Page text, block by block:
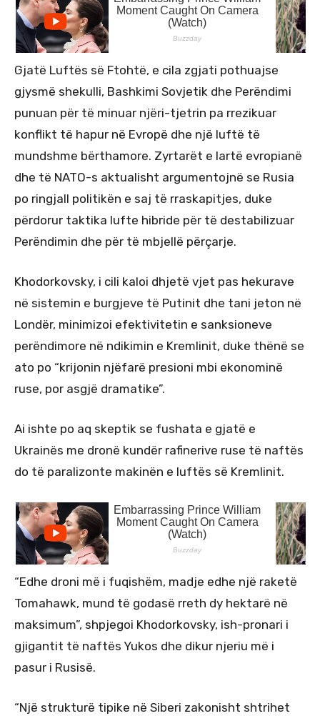
Gjatë Luftës së Ftohtë, e cila zgjati pothuajse
gjysmë shekulli, Bashkimi Sovjetik dhe Perëndimi
punuan për të minuar njëri-tjetrin pa rrezikuar
konflikt të hapur në Evropë dhe një luftë të
mundshme bërthamore. Zyrtarët e lartë evropianë
dhe të NATO-s aktualisht argumentojnë se Rusia
po ringjall politikën e saj të rraskapitjes, duke
përdorur taktika lufte hibride për të destabilizuar
Perëndimin dhe për të mbjellë përçarje.
Khodorkovsky, i cili kaloi dhjetë vjet pas hekurave
në sistemin e burgjeve të Putinit dhe tani jeton në
Londër, minimizoi efektivitetin e sanksioneve
perëndimore në ndikimin e Kremlinit, duke thënë se
ato po “krijonin njëfarë presioni mbi ekonominë
ruse, por asgjë dramatike”.
Ai ishte po aq skeptik se fushata e gjatë e
Ukrainës me dronë kundër rafinerive ruse të naftës
do të paralizonte makinën e luftës së Kremlinit.
“Edhe droni më i fuqishëm, madje edhe një raketë
Tomahawk, mund të godasë rreth dy hektarë në
maksimum”, shpjegoi Khodorkovsky, ish-pronari i
gjigantit të naftës Yukos dhe dikur njeriu më i
pasur i Rusisë.
“Një strukturë tipike në Siberi zakonisht shtrihet